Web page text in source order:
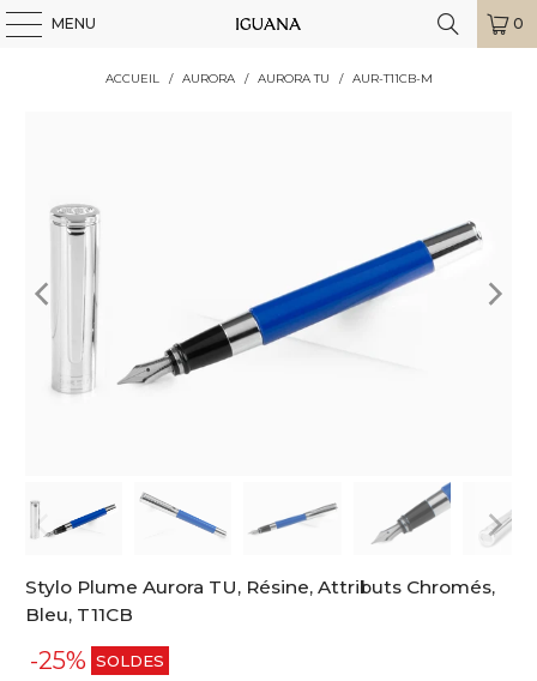
MENU 0
ACCUEIL / AURORA / AURORA TU / AUR-T11CB-M
Stylo Plume Aurora TU, Résine, Attributs Chromés,
Bleu, T11CB
-25% SOLDES